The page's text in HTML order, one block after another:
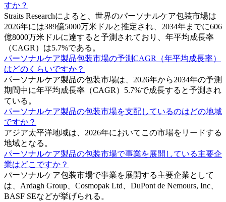
すか？
Straits Researchによると、世界のパーソナルケア包装市場は
2026年には389億5000万米ドルと推定され、2034年までに606
億8000万米ドルに達すると予測されており、年平均成長率
（CAGR）は5.7%である。
パーソナルケア製品包装市場の予測CAGR（年平均成長率）
はどのくらいですか？
パーソナルケア製品の包装市場は、2026年から2034年の予測
期間中に年平均成長率（CAGR）5.7%で成長すると予測され
ている。
パーソナルケア製品の包装市場を支配しているのはどの地域
ですか？
アジア太平洋地域は、2026年においてこの市場をリードする
地域となる。
パーソナルケア製品の包装市場で事業を展開している主要企
業はどこですか？
パーソナルケア包装市場で事業を展開する主要企業として
は、Ardagh Group、Cosmopak Ltd、DuPont de Nemours, Inc、
BASF SEなどが挙げられる。